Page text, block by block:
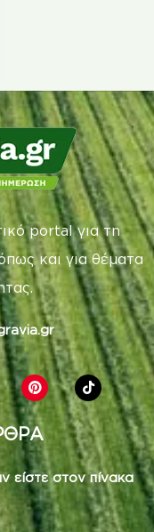
portal για τη
και για θέματα
είστε στον πίνακα